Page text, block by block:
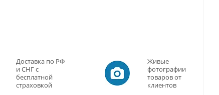
Доставка по РФ
и СНГ с
бесплатной
страховкой
Живые
фотографии
товаров от
клиентов